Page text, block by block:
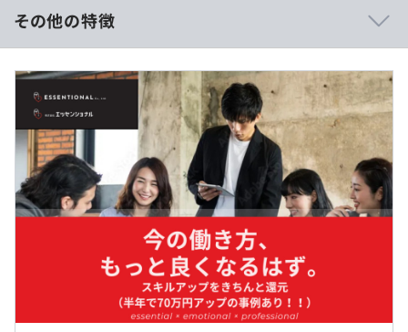
自分の役割や裁量を持ちながら活躍できます。
設計・実装を軸に、要件定義や改善提案、チーム運営まで
幅広く関わることで、
技術力だけでなくプロジェクト推進力や組織貢献力も磨け
ます。
月1回の役員ミーティングでキャリア相談も可能。
課題や希望をすぐ反映できる環境で、次のステップへの挑
戦も後押しされます。
【具体的な案件例】
●案件内容： EoL対応に伴うAWS移行プロジェクト
【給与モデル】
◼︎30代・役職なし・エンジニア歴約10年
年収：519.6万円／月給：36.4万円（基本給：27.6万円
＋住宅手当等：4万円＋固定残業代：4.8万円／20時間
分）
賞与：82.8万円 年2回（合計3カ月分／6月・12月）
◼︎40代・役職あり・エンジニア歴約20年
年収：723.5万円／月給：50.3万円（基本給：38.4万円
＋役職手当：1.5万円＋住宅手当等：4万円＋固定残業代：
6.4万円／20時間分）
賞与：119.9万円 年2回（合計3カ月分／6月・12月）
その他の特徴